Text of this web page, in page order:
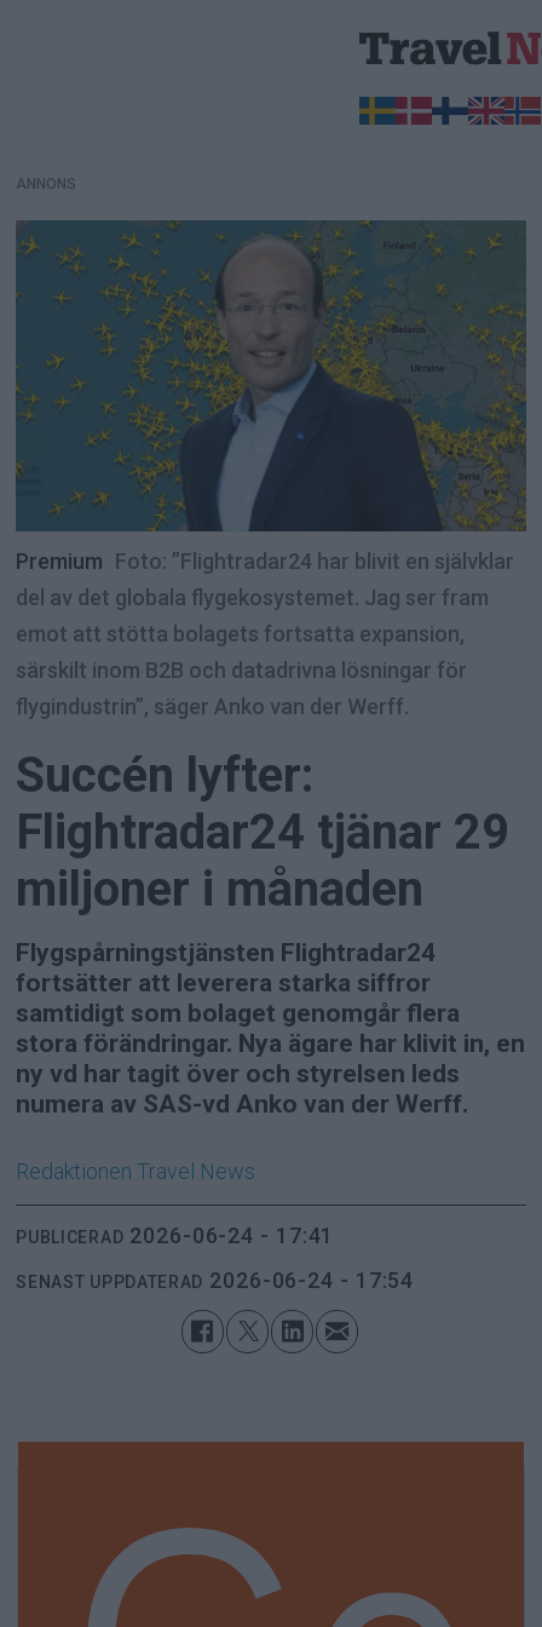
ANNONS
Premium Foto: ”Flightradar24 har blivit en självklar
del av det globala flygekosystemet. Jag ser fram
emot att stötta bolagets fortsatta expansion,
särskilt inom B2B och datadrivna lösningar för
flygindustrin”, säger Anko van der Werff.
Succén lyfter:
Flightradar24 tjänar 29
miljoner i månaden
Flygspårningstjänsten Flightradar24
fortsätter att leverera starka siffror
samtidigt som bolaget genomgår flera
stora förändringar. Nya ägare har klivit in, en
ny vd har tagit över och styrelsen leds
numera av SAS-vd Anko van der Werff.
Redaktionen Travel News
PUBLICERAD 2026-06-24 - 17:41
SENAST UPPDATERAD 2026-06-24 - 17:54